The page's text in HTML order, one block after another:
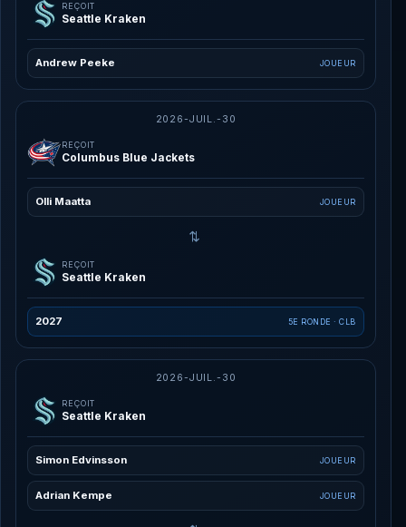
REÇOIT
Seattle Kraken
Andrew Peeke JOUEUR
2026-JUIL.-30
REÇOIT
Columbus Blue Jackets
Olli Maatta JOUEUR
⇄
REÇOIT
Seattle Kraken
2027 5E RONDE · CLB
2026-JUIL.-30
REÇOIT
Seattle Kraken
Simon Edvinsson JOUEUR
Adrian Kempe JOUEUR